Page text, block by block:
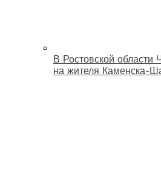
В Ростовской области
на жителя Каменска-